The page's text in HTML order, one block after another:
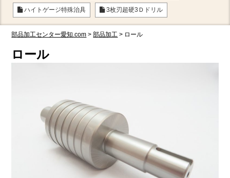
ハイトゲージ特殊治具 3枚刃超硬3Ｄドリル
部品加工センター愛知.com >部品加工 > ロール
ロール